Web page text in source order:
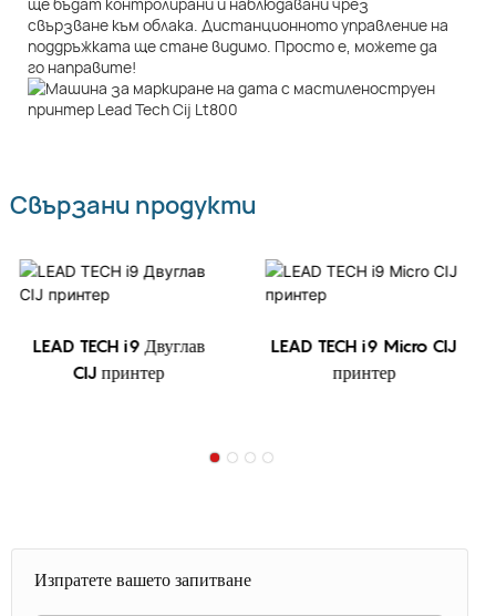
ще бъдат контролирани и наблюдавани чрез
свързване към облака. Дистанционното управление на
поддръжката ще стане видимо. Просто е, можете да
го направите!
Свързани продукти
LEAD TECH i9 Двуглав
CIJ принтер
LEAD TECH i9 Micro CIJ
принтер
Изпратете вашето запитване